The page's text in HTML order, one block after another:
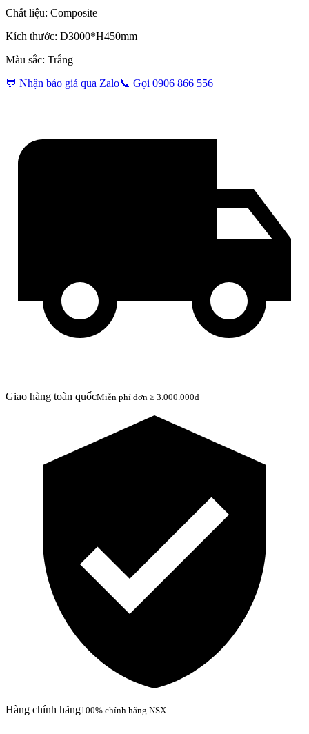
Chất liệu: Composite
Kích thước: D3000*H450mm
Màu sắc: Trắng
💬 Nhận báo giá qua Zalo📞 Gọi 0906 866 556
Giao hàng toàn quốcMiễn phí đơn ≥ 3.000.000đ
Hàng chính hãng100% chính hãng NSX